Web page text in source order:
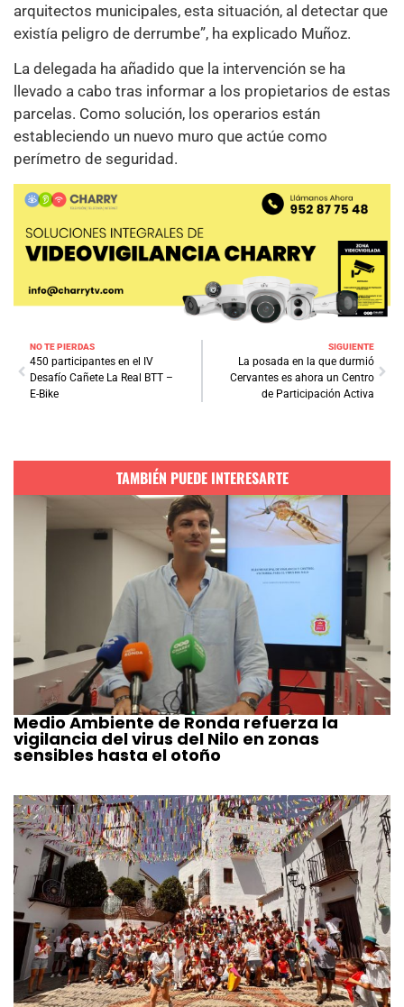
arquitectos municipales, esta situación, al detectar que
existía peligro de derrumbe”, ha explicado Muñoz.
La delegada ha añadido que la intervención se ha
llevado a cabo tras informar a los propietarios de estas
parcelas. Como solución, los operarios están
estableciendo un nuevo muro que actúe como
perímetro de seguridad.
NO TE PIERDAS
450 participantes en el IV
Desafío Cañete La Real BTT –
E-Bike
SIGUIENTE
La posada en la que durmió
Cervantes es ahora un Centro
de Participación Activa
TAMBIÉN PUEDE INTERESARTE
Medio Ambiente de Ronda refuerza la
vigilancia del virus del Nilo en zonas
sensibles hasta el otoño